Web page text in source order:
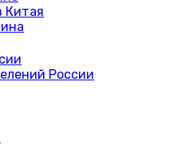
Китая
России